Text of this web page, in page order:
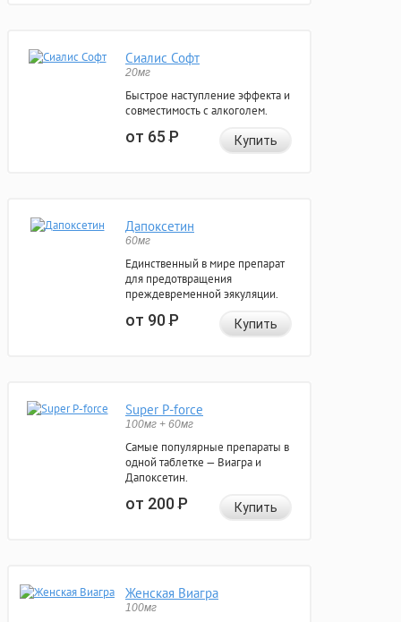
Сиалис Софт
20мг
Быстрое наступление эффекта и
совместимость с алкоголем.
от 65Р Купить
Дапоксетин
60мг
Единственный в мире препарат
для предотвращения
преждевременной эякуляции.
от 90Р Купить
Super P-force
100мг + 60мг
Самые популярные препараты в
одной таблетке — Виагра и
Дапоксетин.
от 200Р Купить
Женская Виагра
100мг